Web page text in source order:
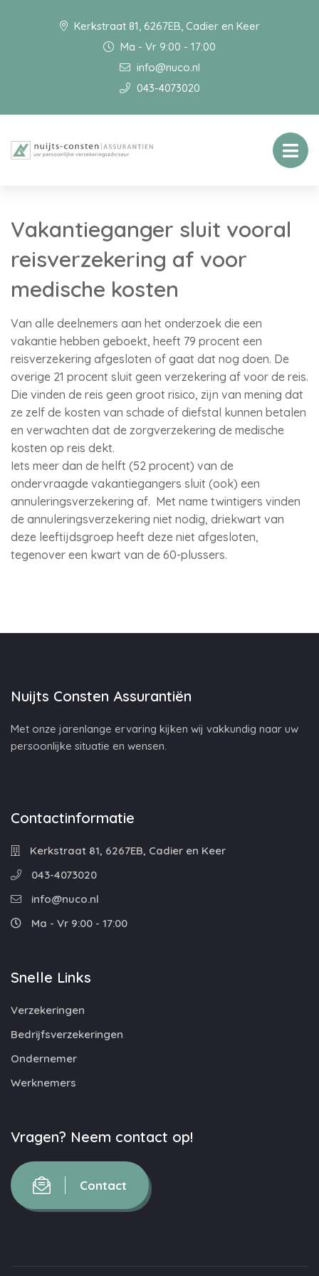
Kerkstraat 81, 6267EB, Cadier en Keer
Ma - Vr 9:00 - 17:00
info@nuco.nl
043-4073020
Vakantieganger sluit vooral
reisverzekering af voor
medische kosten
Van alle deelnemers aan het onderzoek die een
vakantie hebben geboekt, heeft 79 procent een
reisverzekering afgesloten of gaat dat nog doen. De
overige 21 procent sluit geen verzekering af voor de reis.
Die vinden de reis geen groot risico, zijn van mening dat
ze zelf de kosten van schade of diefstal kunnen betalen
en verwachten dat de zorgverzekering de medische
kosten op reis dekt.
Iets meer dan de helft (52 procent) van de
ondervraagde vakantiegangers sluit (ook) een
annuleringsverzekering af. Met name twintigers vinden
de annuleringsverzekering niet nodig, driekwart van
deze leeftijdsgroep heeft deze niet afgesloten,
tegenover een kwart van de 60-plussers.
Nuijts Consten Assurantiën
Met onze jarenlange ervaring kijken wij vakkundig naar uw
persoonlijke situatie en wensen.
Contactinformatie
Kerkstraat 81, 6267EB, Cadier en Keer
043-4073020
info@nuco.nl
Ma - Vr 9:00 - 17:00
Snelle Links
Verzekeringen
Bedrijfsverzekeringen
Ondernemer
Werknemers
Vragen? Neem contact op!
Contact